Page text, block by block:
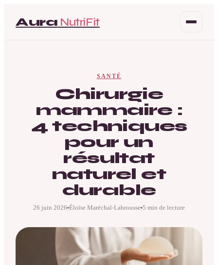
Aura NutriFit
Bien-être
Mode
SANTÉ
Chirurgie
mammaire :
4 techniques
pour un
résultat
naturel et
durable
26 juin 2026·Éloïse Maréchal-Labrousse·5 min de lecture